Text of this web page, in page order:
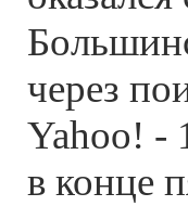
через
Yahoo! -
в конце